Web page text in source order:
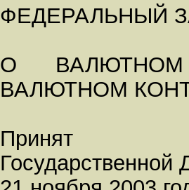
ФЕДЕРАЛЬНЫЙ
О
ВАЛЮТНОМ
Принят
Государственной